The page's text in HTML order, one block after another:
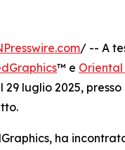
/ -- A
™ e
luglio 2025,
ha